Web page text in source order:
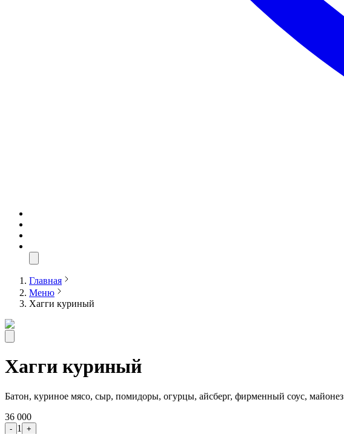
Главная
Меню
Хагги куриный
Хагги куриный
Батон, куриное мясо, сыр, помидоры, огурцы, айсберг, фирменный соус, майонез
36 000
- 1
+